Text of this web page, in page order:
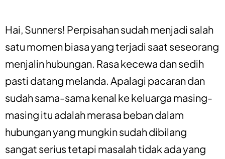
Hai, Sunners! Perpisahan sudah menjadi salah
satu momen biasa yang terjadi saat seseorang
menjalin hubungan. Rasa kecewa dan sedih
pasti datang melanda. Apalagi pacaran dan
sudah sama-sama kenal ke keluarga masing-
masing itu adalah merasa beban dalam
hubungan yang mungkin sudah dibilang
sangat serius tetapi masalah tidak ada yang